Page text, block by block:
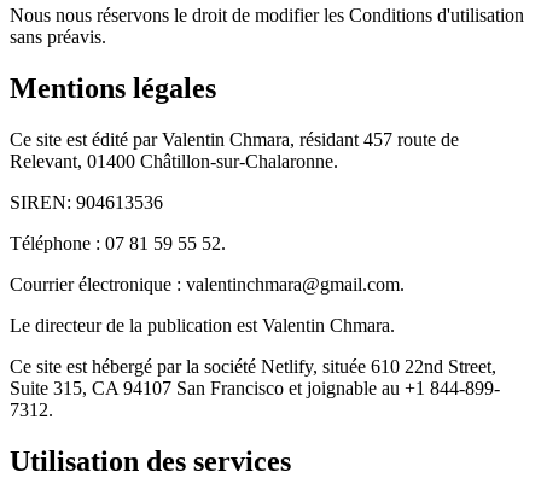
Nous nous réservons le droit de modifier les Conditions d'utilisation
sans préavis.
Mentions légales
Ce site est édité par Valentin Chmara, résidant 457 route de
Relevant, 01400 Châtillon-sur-Chalaronne.
SIREN: 904613536
Téléphone : 07 81 59 55 52.
Courrier électronique : valentinchmara@gmail.com.
Le directeur de la publication est Valentin Chmara.
Ce site est hébergé par la société Netlify, située 610 22nd Street,
Suite 315, CA 94107 San Francisco et joignable au +1 844-899-
7312.
Utilisation des services